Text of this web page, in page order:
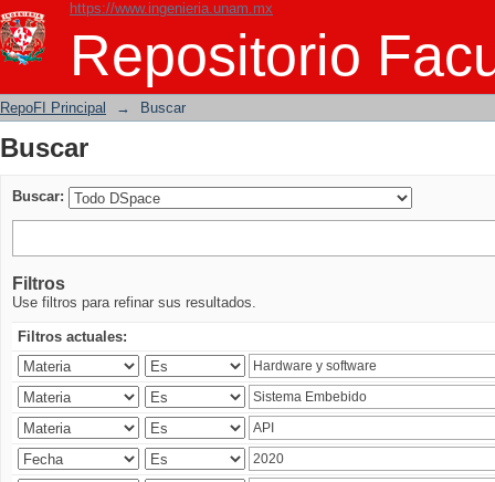
https://www.ingenieria.unam.mx
Repositorio
Buscar
RepoFI Principal → Buscar
Buscar
Buscar:
Filtros
Use filtros para refinar sus resultados.
Filtros actuales: